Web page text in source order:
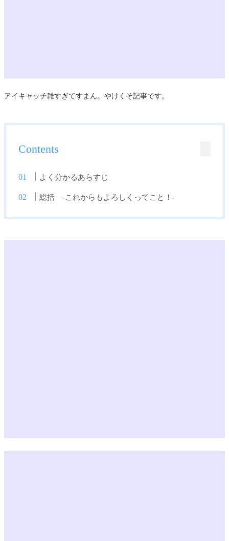
アイキャッチ雑すぎてすまん。やけくそ記事です。
Contents
よく分かるあらすじ
総括 -これからもよろしくってこと！-